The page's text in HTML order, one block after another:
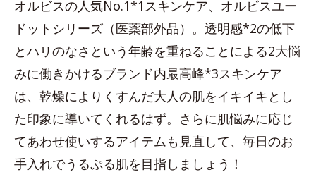
オルビスの人気No.1*1スキンケア、オルビスユー
ドットシリーズ（医薬部外品）。透明感*2の低下
とハリのなさという年齢を重ねることによる2大悩
みに働きかけるブランド内最高峰*3スキンケア
は、乾燥によりくすんだ大人の肌をイキイキとし
た印象に導いてくれるはず。さらに肌悩みに応じ
てあわせ使いするアイテムも見直して、毎日のお
手入れでうるぷる肌を目指しましょう！